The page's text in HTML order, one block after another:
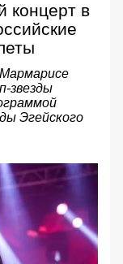
концерт в
звезды
Эгейского